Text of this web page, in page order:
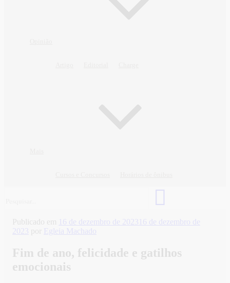
Publicado em 16 de dezembro de 2023 16 de dezembro de
2023 por Egleia Machado
Fim de ano, felicidade e gatilhos
emocionais